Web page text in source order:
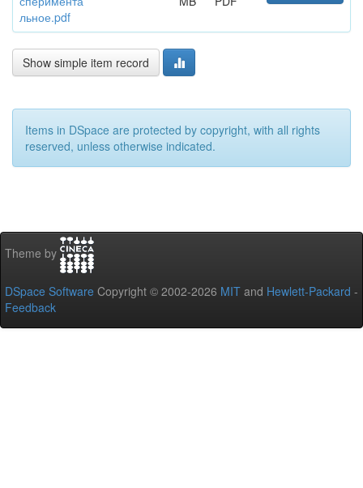
льное.pdf
Show simple item record
Items in DSpace are protected by copyright, with all rights
reserved, unless otherwise indicated.
Theme by
DSpace Software Copyright © 2002-2026 MIT and Hewlett-Packard -
Feedback